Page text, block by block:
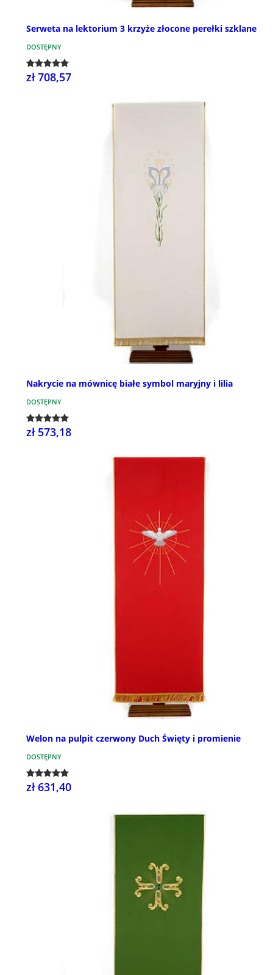
Serweta na lektorium 3 krzyże złocone perełki szklane
DOSTĘPNY
zł 708,57
Nakrycie na mównicę białe symbol maryjny i lilia
DOSTĘPNY
zł 573,18
Welon na pulpit czerwony Duch Święty i promienie
DOSTĘPNY
zł 631,40